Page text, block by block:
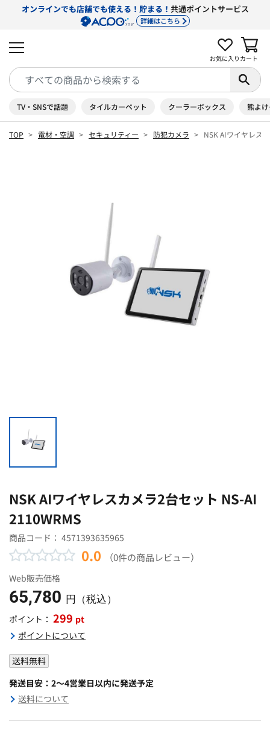
オンラインでも店舗でも使える！貯まる！ 共通ポイントサービス
詳細はこちら
お気に入り カート
TV・SNSで話題 タイルカーペット クーラーボックス 熊よ
TOP 電材・空調 セキュリティー 防犯カメラ NSK AIワイヤレス
NSK AIワイヤレスカメラ2台セット NS-AI
2110WRMS
商品コード： 4571393635965
0.0 （0件の商品レビュー）
Web販売価格
65,780 円（税込）
ポイント： 299 pt
ポイントについて
送料無料
発送目安：2～4営業日以内に発送予定
送料について